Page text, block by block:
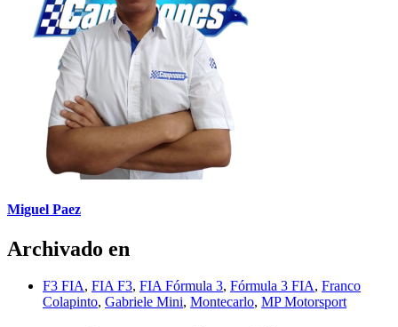
Miguel Paez
Archivado en
F3 FIA, FIA F3, FIA Fórmula 3, Fórmula 3 FIA, Franco
Colapinto, Gabriele Mini, Montecarlo, MP Motorsport